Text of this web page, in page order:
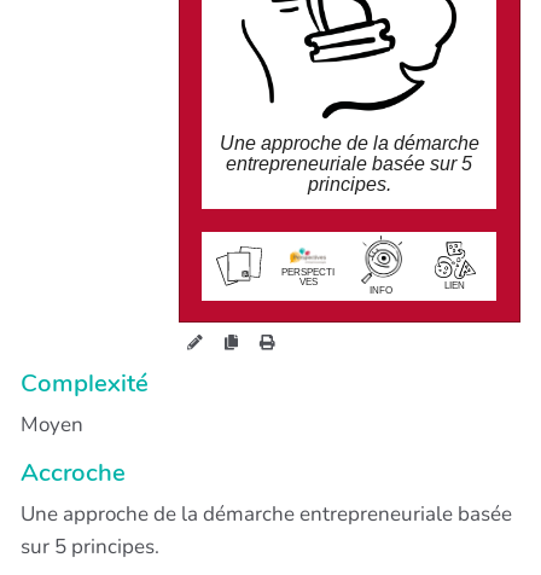
Une approche de la démarche
entrepreneuriale basée sur 5
principes.
PERSPECTI
VES
INFO
LIEN
wiki.perspectives.coop/?
EffectuatioN
Complexité
Moyen
Accroche
Une approche de la démarche entrepreneuriale basée
sur 5 principes.